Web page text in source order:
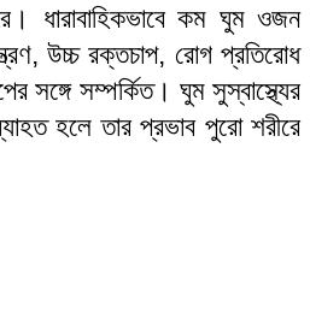
ধারাবাহিকভাবে কম ঘুম ওজন
উচ্চ রক্তচাপ, রোগ প্রতিরোধ
সঙ্গে সম্পর্কিত। ঘুম সুস্বাস্থ্যের
হলে তার প্রভাব পুরো শরীরে